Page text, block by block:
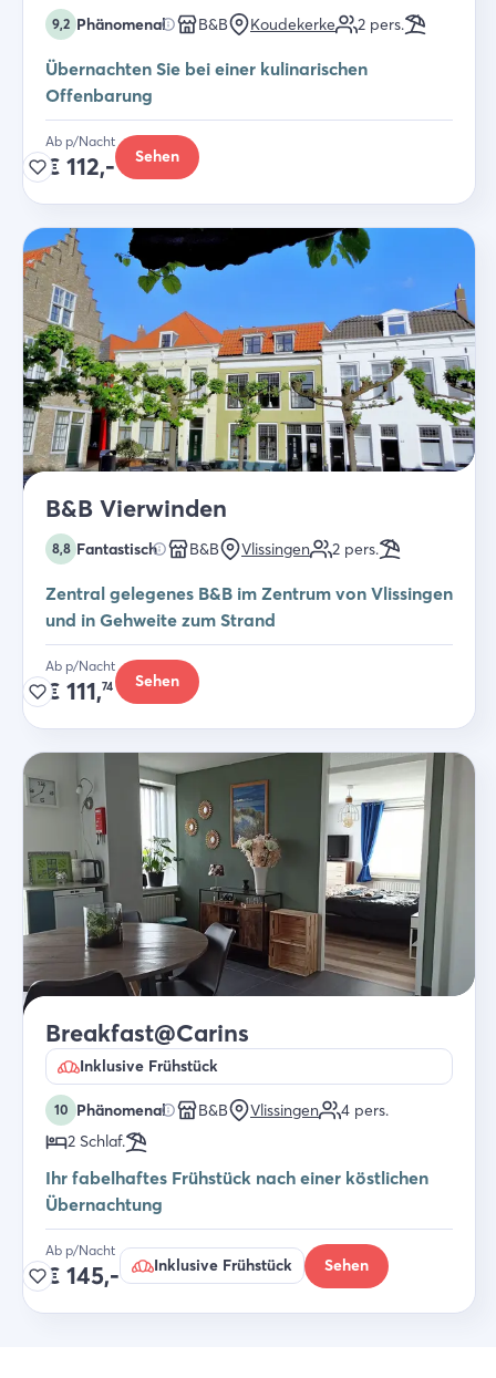
9,2 Phänomenal B&B Koudekerke 2 pers.
Übernachten Sie bei einer kulinarischen
Offenbarung
Ab p/Nacht
€ 112,- Sehen
B&B Vierwinden
8,8 Fantastisch B&B Vlissingen 2 pers.
Zentral gelegenes B&B im Zentrum von Vlissingen
und in Gehweite zum Strand
Ab p/Nacht
€ 111,74 Sehen
Breakfast@Carins
Inklusive Frühstück
10 Phänomenal B&B Vlissingen 4 pers.
2 Schlaf.
Ihr fabelhaftes Frühstück nach einer köstlichen
Übernachtung
Ab p/Nacht
€ 145,- Inklusive Frühstück Sehen